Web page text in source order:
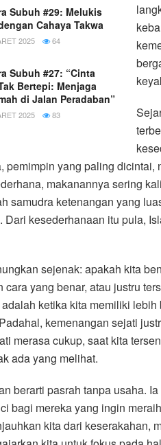
Subuh #29: Melukis
Cahaya Takwa
2025 64
Subuh #27: “Cinta
Bertepi: Menjaga
di Jalan Peradaban”
2025 83
makanannya sering
samudra ketenangan yang
Dari kesederhanaan itu pula,
sejenak: apakah kita
cara yang benar, atau justru
ketika kita memiliki
kemenangan sejati
merasa cukup, saat kita
ada yang melihat.
berarti pasrah tanpa usaha.
bagi mereka yang ingin
kita dari keserakahan,